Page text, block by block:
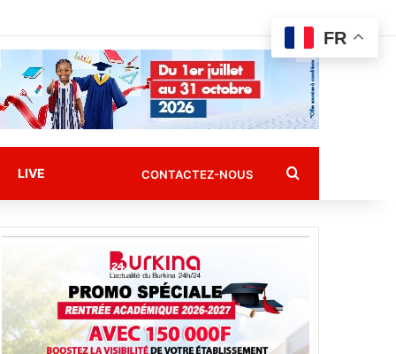
LIVE CONTACTEZ-NOUS Rechercher
FR